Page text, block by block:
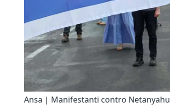
Ansa | Manifestanti contro